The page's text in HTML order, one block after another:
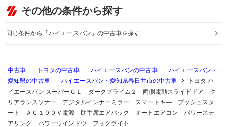
その他の条件から探す
同じ条件から「ハイエースバン」の中古車を探す
中古車 トヨタの中古車 ハイエースバンの中古車
ハイエースバン・
愛知県の中古車
ハイエースバン・愛知県春日井市の中古車
トヨタ ハ
イエースバン スーパーＧＬ ダークプライム２ 両側電動スライドドア ク
リアランスソナー デジタルインナーミラー スマートキ― プッシュスタ
ート ＡＣ１００Ｖ電源 助手席エアバック オートエアコン パワーステ
アリング パワーウインドウ フォグライト